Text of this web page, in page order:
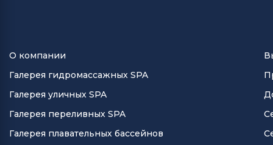
О компании
Галерея гидромассажных SPA
Галерея уличных SPA
Галерея переливных SPA
Галерея плавательных бассейнов